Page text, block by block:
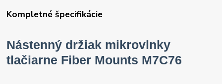
Kompletné špecifikácie
Nástenný držiak mikrovlnky
tlačiarne Fiber Mounts M7C76